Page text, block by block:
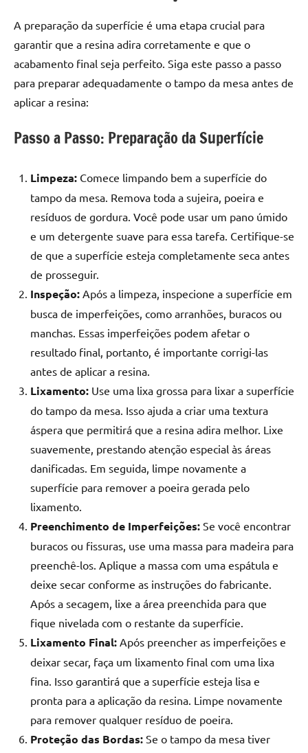
A preparação da superfície é uma etapa crucial para
garantir que a resina adira corretamente e que o
acabamento final seja perfeito. Siga este passo a passo
para preparar adequadamente o tampo da mesa antes de
aplicar a resina:
Passo a Passo: Preparação da Superfície
Limpeza: Comece limpando bem a superfície do
tampo da mesa. Remova toda a sujeira, poeira e
resíduos de gordura. Você pode usar um pano úmido
e um detergente suave para essa tarefa. Certifique-se
de que a superfície esteja completamente seca antes
de prosseguir.
Inspeção: Após a limpeza, inspecione a superfície em
busca de imperfeições, como arranhões, buracos ou
manchas. Essas imperfeições podem afetar o
resultado final, portanto, é importante corrigi-las
antes de aplicar a resina.
Lixamento: Use uma lixa grossa para lixar a superfície
do tampo da mesa. Isso ajuda a criar uma textura
áspera que permitirá que a resina adira melhor. Lixe
suavemente, prestando atenção especial às áreas
danificadas. Em seguida, limpe novamente a
superfície para remover a poeira gerada pelo
lixamento.
Preenchimento de Imperfeições: Se você encontrar
buracos ou fissuras, use uma massa para madeira para
preenchê-los. Aplique a massa com uma espátula e
deixe secar conforme as instruções do fabricante.
Após a secagem, lixe a área preenchida para que
fique nivelada com o restante da superfície.
Lixamento Final: Após preencher as imperfeições e
deixar secar, faça um lixamento final com uma lixa
fina. Isso garantirá que a superfície esteja lisa e
pronta para a aplicação da resina. Limpe novamente
para remover qualquer resíduo de poeira.
Proteção das Bordas: Se o tampo da mesa tiver